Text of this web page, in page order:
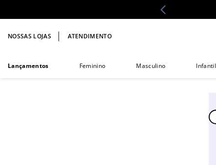
NOSSAS LOJAS ATENDIMENTO
Lançamentos Feminino Masculino Infantil